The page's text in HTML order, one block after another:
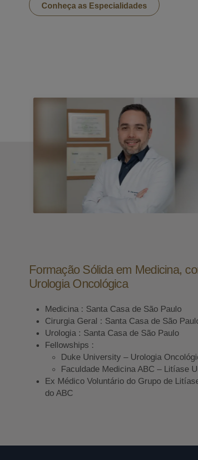
Conheça as Especialidades
Formação Sólida em Medicina,
Urologia Oncológica
Medicina : Santa Casa de São Paulo
Cirurgia Geral : Santa Casa de São
Urologia : Santa Casa de São Paulo
Fellowships :
Duke University – Urologia
Faculdade Medicina ABC – Litíase
Ex Médico Voluntário do Grupo de
do ABC